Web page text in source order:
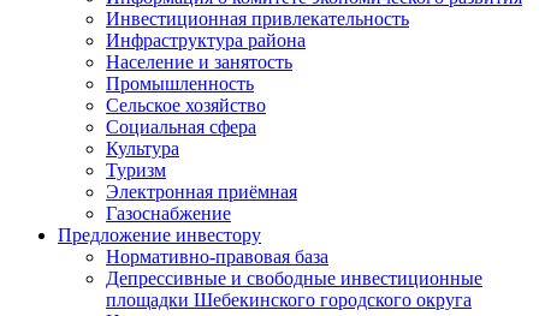
Инвестиционная привлекательность
Инфраструктура района
Население и занятость
Промышленность
Сельское хозяйство
Социальная сфера
Культура
Туризм
Электронная приёмная
Газоснабжение
Предложение инвестору
Нормативно-правовая база
Депрессивные и свободные инвестиционные
площадки Шебекинского городского округа